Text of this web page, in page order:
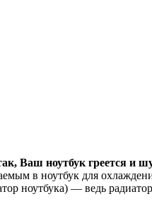
Ваш ноутбук греется и
в ноутбук для
ноутбука) — ведь